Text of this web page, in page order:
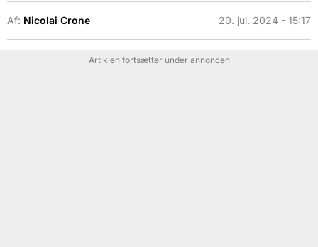
Af: Nicolai Crone 20. jul. 2024 - 15:17
Artiklen fortsætter under annoncen